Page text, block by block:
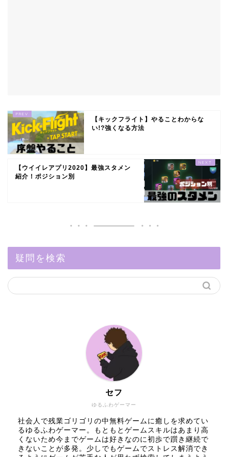
【キックフライト】やることわからな
い!?強くなる方法
【ウイイレアプリ2020】最強スタメン
紹介！ポジション別
疑問を検索
ゆるふわゲーマー
セフ
社会人で残業ゴリゴリの中無料ゲームに癒しを求めてい
るゆるふわゲーマー。もともとゲームスキルはあまり高
くないため今までゲームは好きなのに初歩で躓き継続で
きないことが多発。少しでもゲームでストレス解消でき